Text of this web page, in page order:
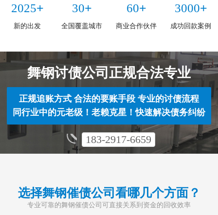
2025+
新的出发
30+
全国覆盖城市
60+
商业合作伙伴
3000+
成功回款案例
舞钢讨债公司正规合法专业
正规追账方式 合法的要账手段 专业的讨债流程
同行业中的元老级！老赖克星！快速解决债务纠纷
183-2917-6659
选择舞钢催债公司看哪几个方面？
专业可靠的舞钢催债公司可直接关系到资金的回收效率